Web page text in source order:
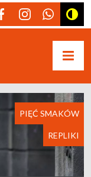
PIĘĆ SMAKÓW
REPLIKI